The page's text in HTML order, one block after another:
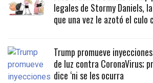
legales de Stormy Daniels,
que una vez le azotó el culo
Trump promueve
de luz contra CoronaVirus;
dice ‘ni se les ocurra